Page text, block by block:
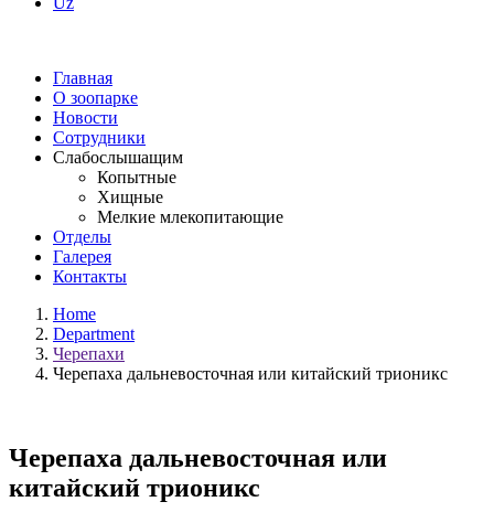
Главная
О зоопарке
Новости
Сотрудники
Слабослышащим
Копытные
Хищные
Мелкие млекопитающие
Отделы
Галерея
Контакты
Home
Department
Черепахи
Черепаха дальневосточная или китайский трионикс
Черепаха дальневосточная или
китайский трионикс